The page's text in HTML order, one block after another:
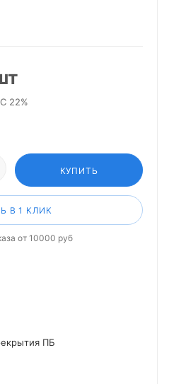
22%
КУПИТЬ
В 1 КЛИК
от 10000 руб
ПБ